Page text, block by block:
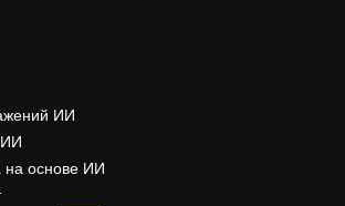
ИИ
на основе ИИ